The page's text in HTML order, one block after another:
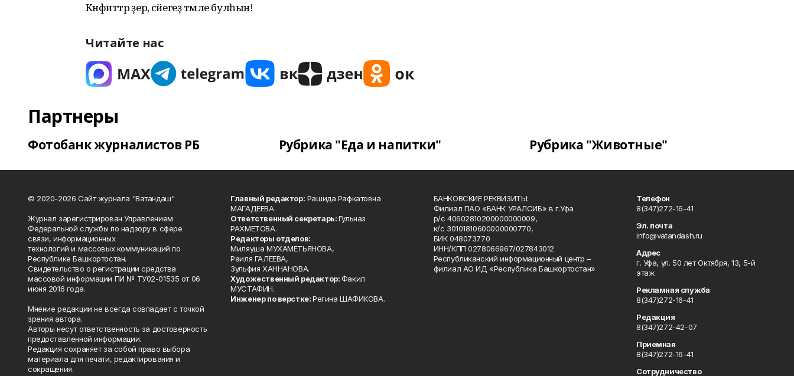
Кәнфиттәр әҙер, сәйегеҙ тәмле булһын!
Читайте нас
Партнеры
Фотобанк журналистов РБ Рубрика "Еда и напитки" Рубрика "Животные"
© 2020-2026 Сайт журнала "Ватандаш"
Журнал зарегистрирован Управлением
Федеральной службы по надзору в сфере
связи, информационных
технологий и массовых коммуникаций по
Республике Башкортостан.
Свидетельство о регистрации средства
массовой информации ПИ № ТУ02-01535 от 06
июня 2016 года.
Мнение редакции не всегда совпадает с точкой
зрения автора.
Авторы несут ответственность за достоверность
предоставленной информации.
Редакция сохраняет за собой право выбора
материала для печати, редактирования и
сокращения.
Главный редактор: Рашида Рафкатовна
МАГАДЕЕВА.
Ответственный секретарь:Гульназ
РАХМЕТОВА.
Редакторы отделов:
Миляуша МУХАМЕТЬЯНОВА,
Раиля ГАЛЕЕВА,
Зульфия ХАННАНОВА.
Художественный редактор:Факил
МУСТАФИН.
Инженер по верстке:Регина ШАФИКОВА.
БАНКОВСКИЕ РЕКВИЗИТЫ:
Филиал ПАО «БАНК УРАЛСИБ» в г.Уфа
р/с 40602810200000000009,
к/с 30101810600000000770,
БИК 048073770
ИНН/КПП 0278066967/027843012
Республиканский информационный центр –
филиал АО ИД «Республика Башкортостан»
Телефон
8(347)272-16-41
Эл. почта
info@vatandash.ru
Адрес
г. Уфа, ул. 50 лет Октября, 13, 5-й
этаж
Рекламная служба
8(347)272-16-41
Редакция
8(347)272-42-07
Приемная
8(347)272-16-41
Сотрудничество